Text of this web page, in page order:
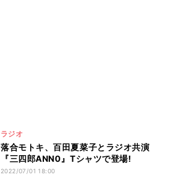
ラジオ
落合モトキ、百田夏菜子とラジオ共演
『三四郎ANN0』Tシャツで登場!
2022/07/01 18:00